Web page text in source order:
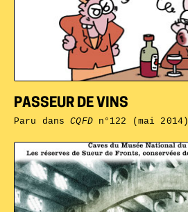
PASSEUR DE VINS
Paru dansCQFDn°122 (mai 2014)